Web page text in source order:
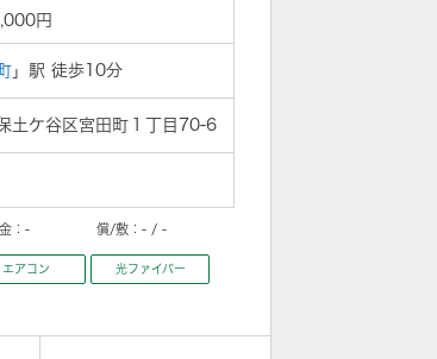
円
」駅 徒歩10分
土ケ谷区宮田町１丁目70-6
： - 償/敷： - / -
エアコン 光ファイバー